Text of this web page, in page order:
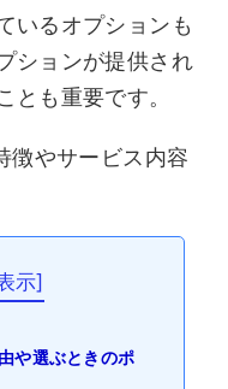
いるオプションも
ションが提供され
とも重要です。
徴やサービス内容
示]
や選ぶときのポ